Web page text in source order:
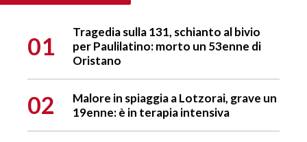
01
Tragedia sulla 131, schianto al bivio
per Paulilatino: morto un 53enne di
Oristano
02
Malore in spiaggia a Lotzorai, grave un
19enne: è in terapia intensiva